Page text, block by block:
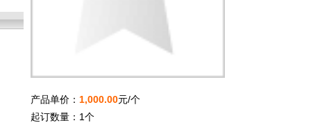
产品单价： 1,000.00元/个
起订数量：1个